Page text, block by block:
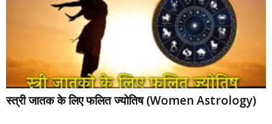
स्‍त्री जातक के लिए फलित ज्योतिष (Women Astrology)